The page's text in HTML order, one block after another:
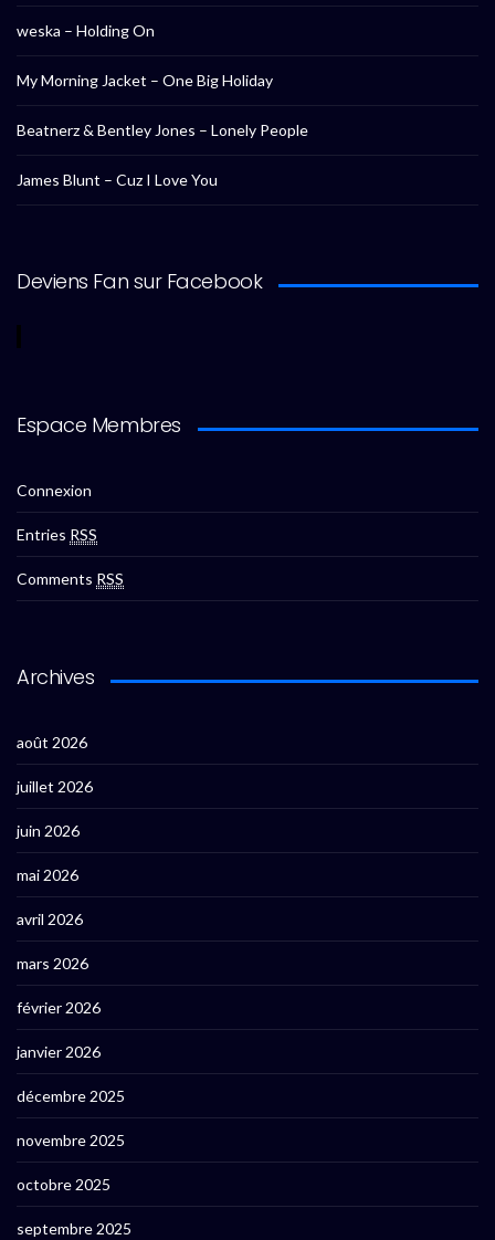
weska – Holding On
My Morning Jacket – One Big Holiday
Beatnerz & Bentley Jones – Lonely People
James Blunt – Cuz I Love You
Deviens Fan sur Facebook
Espace Membres
Connexion
Entries RSS
Comments RSS
Archives
août 2026
juillet 2026
juin 2026
mai 2026
avril 2026
mars 2026
février 2026
janvier 2026
décembre 2025
novembre 2025
octobre 2025
septembre 2025